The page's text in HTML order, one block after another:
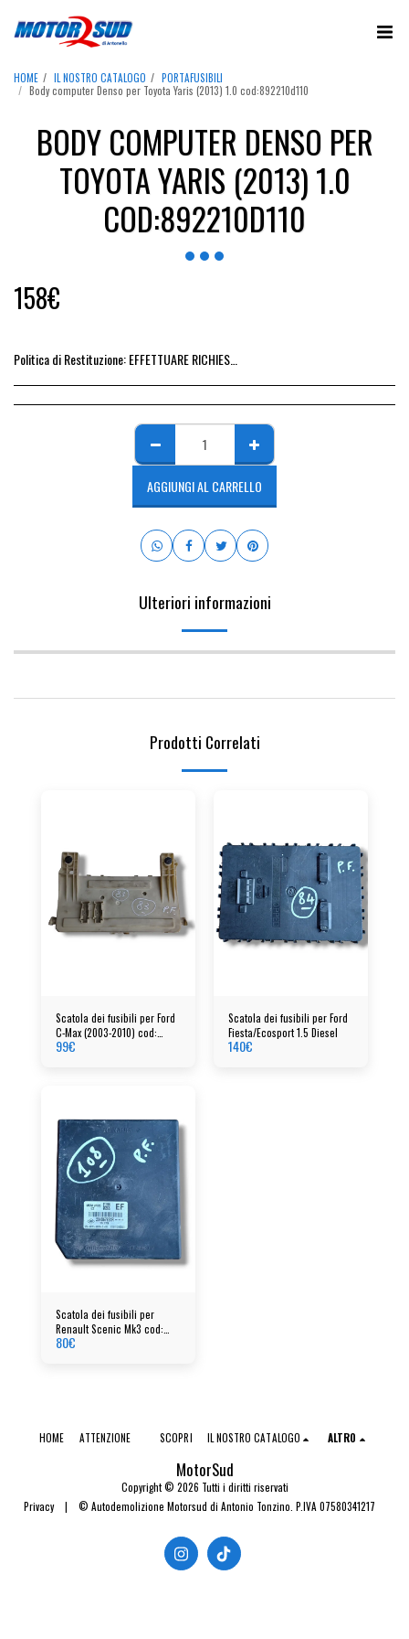
HOME IL NOSTRO CATALOGO
PORTAFUSIBILI
Body computer Denso per Toyota Yaris (2013) 1.0 cod:892210d110
BODY COMPUTER DENSO PER
TOYOTA YARIS (2013) 1.0
COD:892210D110
158€
Politica di Restituzione:EFFETTUARE RICHIESTA DI RESO ENTRO 14 GIORNI DALL&#039;ACQUISTO DEL RICAMBIO, IL RIMBORSO VIENE EMESSO ALLA CONSEGNA DEL RICAMBIO IN SEDE.
AGGIUNGI AL CARRELLO
Ulteriori informazioni
Prodotti Correlati
Scatola dei fusibili per Ford
C-Max (2003-2010) cod:
97ra000001
99€
Scatola dei fusibili per Ford
Fiesta/Ecosport 1.5 Diesel
140€
Scatola dei fusibili per
Renault Scenic Mk3 cod:
284b67924r
80€
MotorSud
Copyright © 2026 Tutti i diritti riservati
Privacy| © Autodemolizione Motorsud di Antonio Tonzino. P.IVA 07580341217
HOME ATTENZIONE SCOPRI IL NOSTRO CATALOGO ALTRO